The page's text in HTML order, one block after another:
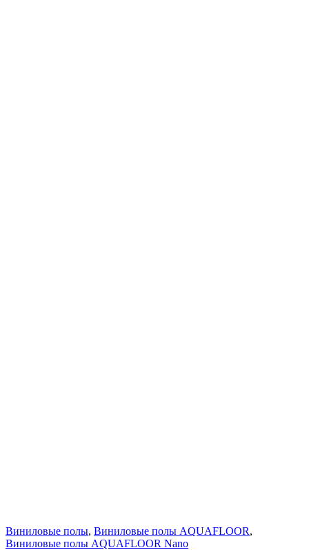
Виниловые полы, Виниловые полы AQUAFLOOR,
Виниловые полы AQUAFLOOR Nano